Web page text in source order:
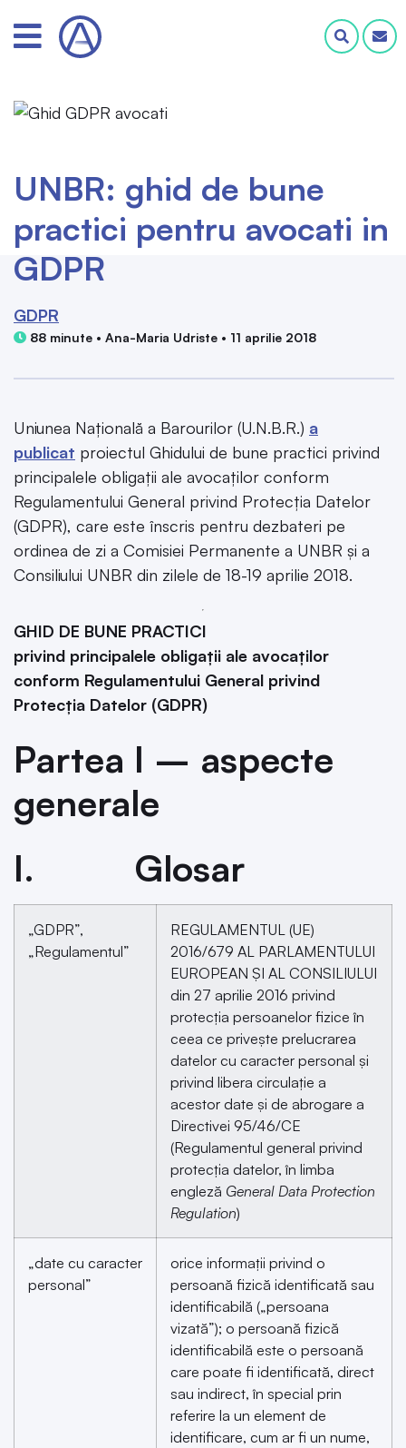
UNBR: ghid de bune
practici pentru avocati in
GDPR
GDPR
88 minute • Ana-Maria Udriste • 11 aprilie 2018
Uniunea Națională a Barourilor (U.N.B.R.) a
publicat proiectul Ghidului de bune practici privind
principalele obligații ale avocaților conform
Regulamentului General privind Protecția Datelor
(GDPR), care este înscris pentru dezbateri pe
ordinea de zi a Comisiei Permanente a UNBR și a
Consiliului UNBR din zilele de 18-19 aprilie 2018.
GHID DE BUNE PRACTICI
privind principalele obligații ale avocaților
conform Regulamentului General privind
Protecția Datelor (GDPR)
Partea I – aspecte
generale
I. Glosar
„GDPR”,
„Regulamentul”
REGULAMENTUL (UE)
2016/679 AL PARLAMENTULUI
EUROPEAN ȘI AL CONSILIULUI
din 27 aprilie 2016 privind
protecția persoanelor fizice în
ceea ce privește prelucrarea
datelor cu caracter personal și
privind libera circulație a
acestor date și de abrogare a
Directivei 95/46/CE
(Regulamentul general privind
protecția datelor, în limba
engleză General Data Protection
Regulation)
„date cu caracter
personal”
orice informații privind o
persoană fizică identificată sau
identificabilă („persoana
vizată”); o persoană fizică
identificabilă este o persoană
care poate fi identificată, direct
sau indirect, în special prin
referire la un element de
identificare, cum ar fi un nume,